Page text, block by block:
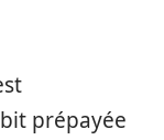
prépayée